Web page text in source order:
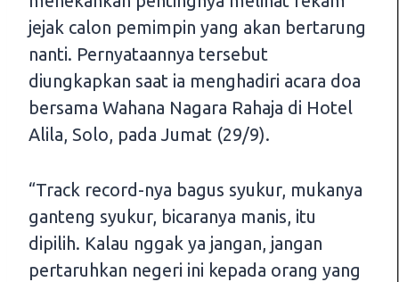
jejak calon pemimpin yang akan bertarung
nanti. Pernyataannya tersebut
diungkapkan saat ia menghadiri acara doa
bersama Wahana Nagara Rahaja di Hotel
Alila, Solo, pada Jumat (29/9).
“Track record-nya bagus syukur, mukanya
ganteng syukur, bicaranya manis, itu
dipilih. Kalau nggak ya jangan, jangan
pertaruhkan negeri ini kepada orang yang